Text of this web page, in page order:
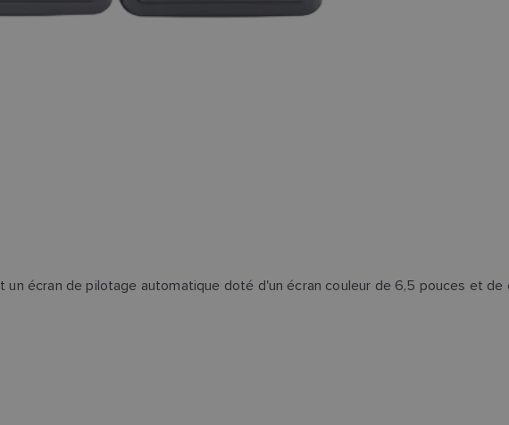
écran de pilotage automatique doté d'un écran couleur de 6,5 pouces et